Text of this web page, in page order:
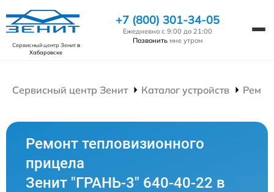
Сервисный центр Зенитв
Хабаровске
+7 (800) 301-34-05
Ежедневно с 9:00 до 21:00
Позвонить мне утром
Сервисный центр Зенит Каталог устройств
Ремонт тепловизионного
прицела
Зенит "ГРАНЬ-3" 640-40-22 в